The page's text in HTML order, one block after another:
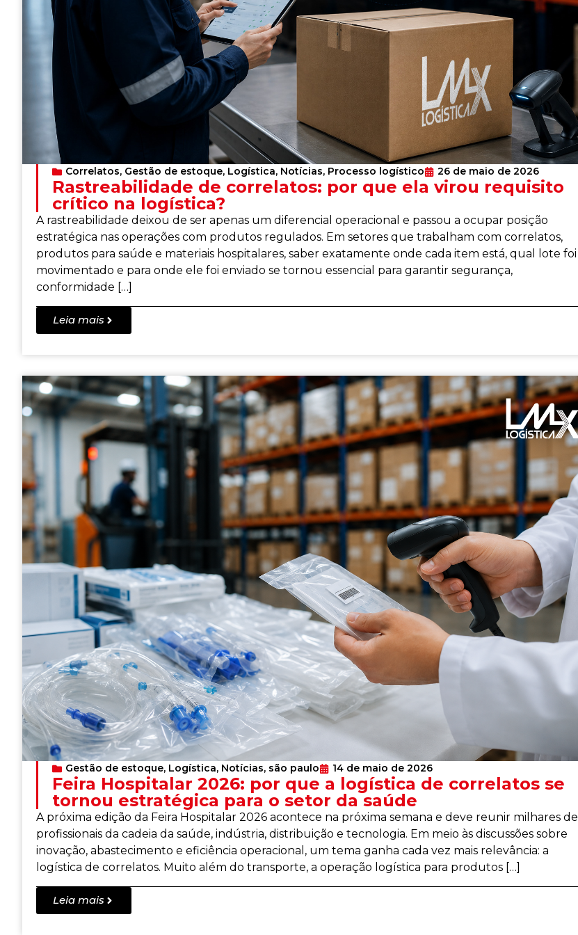
Correlatos, Gestão de estoque, Logística, Notícias, Processo logístico 26 de maio de 2026
Rastreabilidade de correlatos: por que ela virou requisito
crítico na logística?
A rastreabilidade deixou de ser apenas um diferencial operacional e passou a ocupar posição
estratégica nas operações com produtos regulados. Em setores que trabalham com correlatos,
produtos para saúde e materiais hospitalares, saber exatamente onde cada item está, qual lote foi
movimentado e para onde ele foi enviado se tornou essencial para garantir segurança,
conformidade […]
Leia mais
Gestão de estoque, Logística, Notícias, são paulo 14 de maio de 2026
Feira Hospitalar 2026: por que a logística de correlatos se
tornou estratégica para o setor da saúde
A próxima edição da Feira Hospitalar 2026 acontece na próxima semana e deve reunir milhares de
profissionais da cadeia da saúde, indústria, distribuição e tecnologia. Em meio às discussões sobre
inovação, abastecimento e eficiência operacional, um tema ganha cada vez mais relevância: a
logística de correlatos. Muito além do transporte, a operação logística para produtos […]
Leia mais